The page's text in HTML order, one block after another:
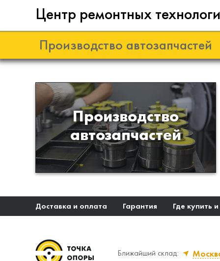
Центр ремонтных
Производство автозапчастей
Производство
автозапчастей
Разработка и
производство деталей из
эластомеров для подвески
автомобиля
Доставка и оплата Гарантия Где купить
Ближайший склад: